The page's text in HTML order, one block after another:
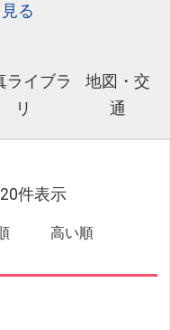
る
ライブラ
リ
地図・交
通
件表示
高い順